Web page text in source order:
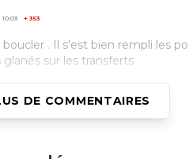
+ 353
boucler . Il s'est bien rempli les
sur les transferts
DE COMMENTAIRES